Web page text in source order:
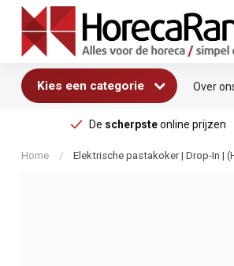
Kies een categorie Over
De scherpsteonline prijzen
Home / Elektrische pastakoker | Drop-In |